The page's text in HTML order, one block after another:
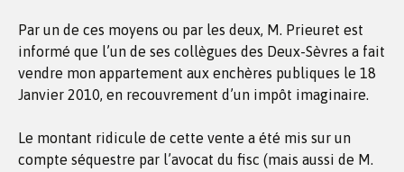
Par un de ces moyens ou par les deux, M. Prieuret est
informé que l’un de ses collègues des Deux-Sèvres a fait
vendre mon appartement aux enchères publiques le 18
Janvier 2010, en recouvrement d’un impôt imaginaire.
Le montant ridicule de cette vente a été mis sur un
compte séquestre par l’avocat du fisc (mais aussi de M.